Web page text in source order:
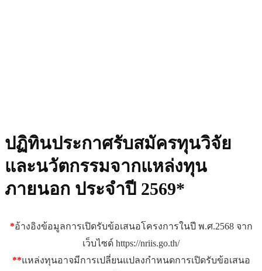
ปฏิทินประกาศรับสมัครทุนวิจัย
และนวัตกรรมจากแหล่งทุน
ภายนอก ประจำปี 2569*
*อ้างอิงข้อมูลการเปิดรับข้อเสนอโครงการในปี พ.ศ.2568 จาก
เว็บไซด์ https://nriis.go.th/
**แหล่งทุนอาจมีการเปลี่ยนแปลงกำหนดการเปิดรับข้อเสนอ